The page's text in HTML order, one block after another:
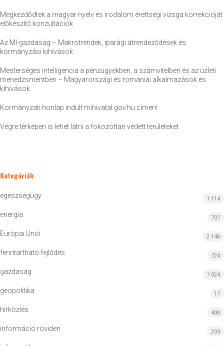
Megkezdődtek a magyar nyelv és irodalom érettségi vizsga korrekcióját
előkészítő konzultációk
Az MI-gazdaság – Makrotrendek, iparági átrendeződések és
kormányzási kihívások
Mesterséges intelligencia a pénzügyekben, a számvitelben és az üzleti
menedzsmentben – Magyarországi és romániai alkalmazások és
kihívások
Kormányzati honlap indult mihivatal.gov.hu címen!
Végre térképen is lehet látni a fokozottan védett területeket
Kategóriák
egészségügy 1 114
energia 707
Európai Unió 2 149
fenntartható fejlődés 724
gazdaság 7 024
geopolitika 17
hírközlés 406
információ röviden 203